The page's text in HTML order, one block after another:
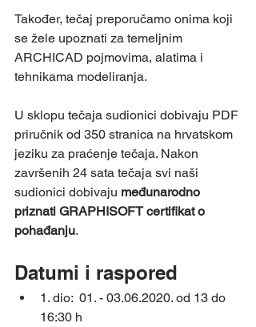
Također, tečaj preporučamo onima koji
se žele upoznati za temeljnim
ARCHICAD pojmovima, alatima i
tehnikama modeliranja.
U sklopu tečaja sudionici dobivaju PDF
priručnik od 350 stranica na hrvatskom
jeziku za praćenje tečaja. Nakon
završenih 24 sata tečaja svi naši
sudionici dobivaju međunarodno
priznati GRAPHISOFT certifikat o
pohađanju.
Datumi i raspored
1. dio:  01. - 03.06.2020. od 13 do
16:30 h